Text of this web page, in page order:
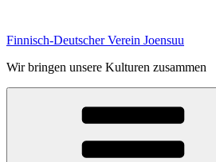
springen
Finnisch-Deutscher Verein Joensuu
Wir bringen unsere Kulturen zusammen